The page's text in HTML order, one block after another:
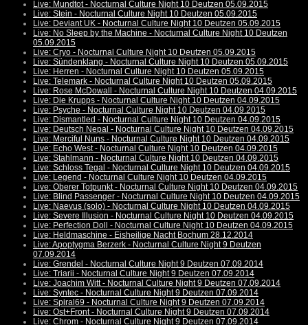
Live: Mundtot - Nocturnal Culture Night 10 Deutzen 05.09.2015
Live: Stein - Nocturnal Culture Night 10 Deutzen 05.09.2015
Live: Deviant UK - Nocturnal Culture Night 10 Deutzen 05.09.2015
Live: No Sleep by the Machine - Nocturnal Culture Night 10 Deutzen
05.09.2015
Live: Cryo - Nocturnal Culture Night 10 Deutzen 05.09.2015
Live: Sündenklang - Nocturnal Culture Night 10 Deutzen 05.09.2015
Live: Herren - Nocturnal Culture Night 10 Deutzen 05.09.2015
Live: Telemark - Nocturnal Culture Night 10 Deutzen 05.09.2015
Live: Rose McDowall - Nocturnal Culture Night 10 Deutzen 04.09.2015
Live: Die Krupps - Nocturnal Culture Night 10 Deutzen 04.09.2015
Live: Psyche - Nocturnal Culture Night 10 Deutzen 04.09.2015
Live: Dismantled - Nocturnal Culture Night 10 Deutzen 04.09.2015
Live: Deutsch Nepal - Nocturnal Culture Night 10 Deutzen 04.09.2015
Live: Merciful Nuns - Nocturnal Culture Night 10 Deutzen 04.09.2015
Live: Echo West - Nocturnal Culture Night 10 Deutzen 04.09.2015
Live: Stahlmann - Nocturnal Culture Night 10 Deutzen 04.09.2015
Live: Schloss Tegal - Nocturnal Culture Night 10 Deutzen 04.09.2015
Live: Legend - Nocturnal Culture Night 10 Deutzen 04.09.2015
Live: Oberer Totpunkt - Nocturnal Culture Night 10 Deutzen 04.09.2015
Live: Blind Passenger - Nocturnal Culture Night 10 Deutzen 04.09.2015
Live: Naevus (solo) - Nocturnal Culture Night 10 Deutzen 04.09.2015
Live: Severe Illusion - Nocturnal Culture Night 10 Deutzen 04.09.2015
Live: Perfection Doll - Nocturnal Culture Night 10 Deutzen 04.09.2015
Live: Heldmaschine - Eisheilige Nacht Bochum 28.12.2014
Live: Apoptygma Berzerk - Nocturnal Culture Night 9 Deutzen
07.09.2014
Live: Grendel - Nocturnal Culture Night 9 Deutzen 07.09.2014
Live: Triarii - Nocturnal Culture Night 9 Deutzen 07.09.2014
Live: Joachim Witt - Nocturnal Culture Night 9 Deutzen 07.09.2014
Live: Syntec - Nocturnal Culture Night 9 Deutzen 07.09.2014
Live: Spiral69 - Nocturnal Culture Night 9 Deutzen 07.09.2014
Live: Ost+Front - Nocturnal Culture Night 9 Deutzen 07.09.2014
Live: Chrom - Nocturnal Culture Night 9 Deutzen 07.09.2014